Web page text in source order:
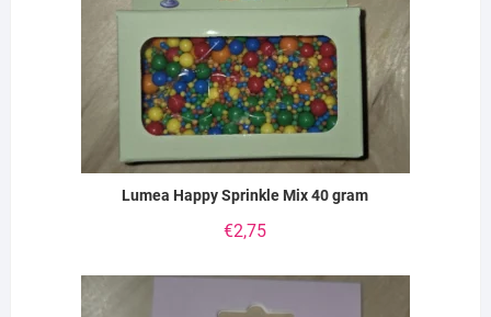
Lumea Happy Sprinkle Mix 40 gram
€2,75